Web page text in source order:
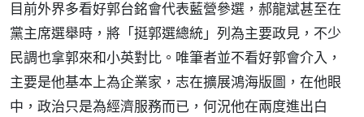
目前外界多看好郭台銘會代表藍營參選，郝龍斌甚至在
黨主席選舉時，將「挺郭選總統」列為主要政見，不少
民調也拿郭來和小英對比。唯筆者並不看好郭會介入，
主要是他基本上為企業家，志在擴展鴻海版圖，在他眼
中，政治只是為經濟服務而已，何況他在兩度進出白